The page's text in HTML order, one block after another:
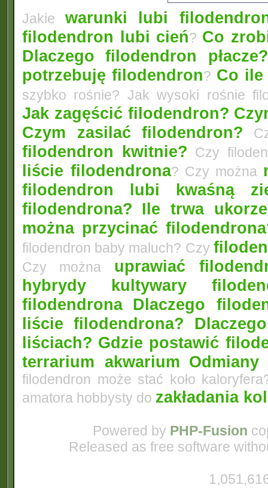
Jakie warunki lubi
filodendron lubi cień? Co
Dlaczego filodendron
potrzebuję filodendron? Co ile
szybko rośnie? Jak wysoki rośnie
Jak zagęścić filodendron?
Czym zasilać filodendron?
filodendron kwitnie? Czy
liście filodendrona? Czy można
filodendron lubi kwaśną
filodendrona? Ile trwa
można przycinać
filodendron baby maluch? Czy
Czy można uprawiać
hybrydy kultywary
filodendrona Dlaczego
liście filodendrona?
liściach? Gdzie postawić
terrarium akwarium
filodendron może stać koło
amatora hobbysty do zakładania
Powered by PHP-Fusion
Released as free software